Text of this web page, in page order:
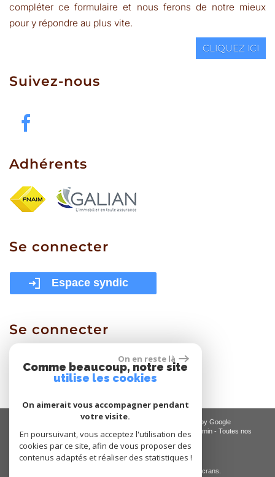
compléter ce formulaire et nous ferons de notre mieux
pour y répondre au plus vite.
CLIQUEZ ICI
Suivez-nous
Adhérents
Se connecter
Espace syndic
Se connecter
Espace proprietaire
© 2026 | Tous droits réservés | Traduction powered by Google
- Mentions légales Nos honoraires Liens Admin- Toutes nos
annonces
Site internet compatible multi-supports,
un seul site adaptable à tous les types d'écrans.
On en reste là
Comme beaucoup, notre site
utilise les cookies
On aimerait vous accompagner pendant
votre visite.
En poursuivant, vous acceptez l'utilisation des
cookies par ce site, afin de vous proposer des
contenus adaptés et réaliser des statistiques !